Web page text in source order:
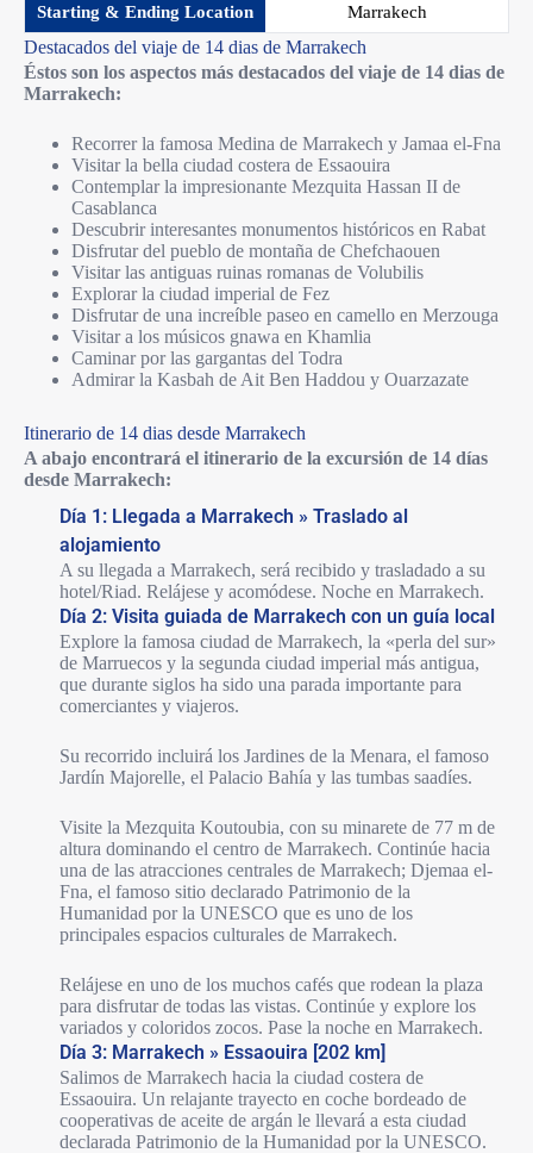
Starting & Ending Location Marrakech
Destacados del viaje de 14 dias de Marrakech
Éstos son los aspectos más destacados del viaje de 14 dias de
Marrakech:
Recorrer la famosa Medina de Marrakech y Jamaa el-Fna
Visitar la bella ciudad costera de Essaouira
Contemplar la impresionante Mezquita Hassan II de
Casablanca
Descubrir interesantes monumentos históricos en Rabat
Disfrutar del pueblo de montaña de Chefchaouen
Visitar las antiguas ruinas romanas de Volubilis
Explorar la ciudad imperial de Fez
Disfrutar de una increíble paseo en camello en Merzouga
Visitar a los músicos gnawa en Khamlia
Caminar por las gargantas del Todra
Admirar la Kasbah de Ait Ben Haddou y Ouarzazate
Itinerario de 14 dias desde Marrakech
A abajo encontrará el itinerario de la excursión de 14 días
desde Marrakech:
Día 1: Llegada a Marrakech » Traslado al
alojamiento
A su llegada a Marrakech, será recibido y trasladado a su
hotel/Riad. Relájese y acomódese. Noche en Marrakech.
Día 2: Visita guiada de Marrakech con un guía local
Explore la famosa ciudad de Marrakech, la «perla del sur»
de Marruecos y la segunda ciudad imperial más antigua,
que durante siglos ha sido una parada importante para
comerciantes y viajeros.
Su recorrido incluirá los Jardines de la Menara, el famoso
Jardín Majorelle, el Palacio Bahía y las tumbas saadíes.
Visite la Mezquita Koutoubia, con su minarete de 77 m de
altura dominando el centro de Marrakech. Continúe hacia
una de las atracciones centrales de Marrakech; Djemaa el-
Fna, el famoso sitio declarado Patrimonio de la
Humanidad por la UNESCO que es uno de los
principales espacios culturales de Marrakech.
Relájese en uno de los muchos cafés que rodean la plaza
para disfrutar de todas las vistas. Continúe y explore los
variados y coloridos zocos. Pase la noche en Marrakech.
Día 3: Marrakech » Essaouira [202 km]
Salimos de Marrakech hacia la ciudad costera de
Essaouira. Un relajante trayecto en coche bordeado de
cooperativas de aceite de argán le llevará a esta ciudad
declarada Patrimonio de la Humanidad por la UNESCO.